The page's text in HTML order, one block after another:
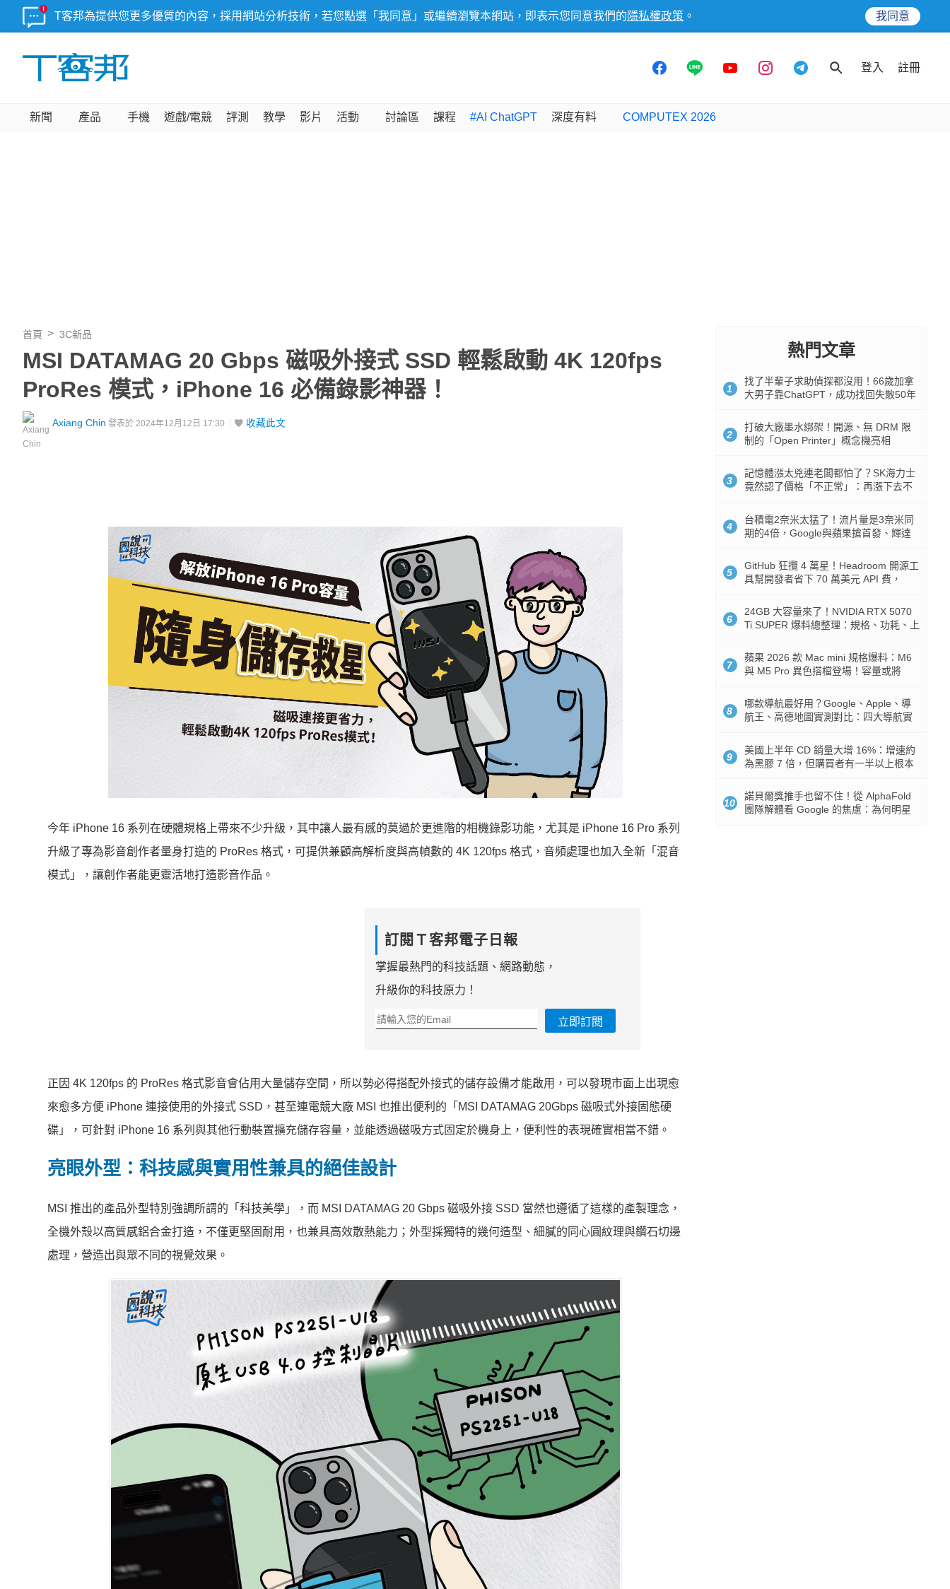
T客邦為提供您更多優質的內容，採用網站分析技術，若您點選「我同意」或繼續瀏覽本網站，即表示您同意我們的 隱私權政策 。 我同意
登入 註冊
新聞 產品 手機 遊戲/電競 評測 教學 影片 活動 討論區 課程 #AI ChatGPT 深度有料 COMPUTEX 2026
首頁 3C新品
MSI DATAMAG 20 Gbps 磁吸外接式 SSD 輕鬆啟動 4K 120fps
ProRes 模式，iPhone 16 必備錄影神器！
Axiang Chin 發表於 2024年12月12日 17:30 收藏此文
今年 iPhone 16 系列在硬體規格上帶來不少升級，其中讓人最有感的莫過於更進階的相機錄影功能，尤其是 iPhone 16 Pro 系列
升級了專為影音創作者量身打造的 ProRes 格式，可提供兼顧高解析度與高幀數的 4K 120fps 格式，音頻處理也加入全新「混音
模式」，讓創作者能更靈活地打造影音作品。
訂閱Ｔ客邦電子日報
掌握最熱門的科技話題、網路動態，
升級你的科技原力！
立即訂閱
正因 4K 120fps 的 ProRes 格式影音會佔用大量儲存空間，所以勢必得搭配外接式的儲存設備才能啟用，可以發現市面上出現愈
來愈多方便 iPhone 連接使用的外接式 SSD，甚至連電競大廠 MSI 也推出便利的「MSI DATAMAG 20Gbps 磁吸式外接固態硬
碟」，可針對 iPhone 16 系列與其他行動裝置擴充儲存容量，並能透過磁吸方式固定於機身上，便利性的表現確實相當不錯。
亮眼外型：科技感與實用性兼具的絕佳設計
MSI 推出的產品外型特別強調所謂的「科技美學」，而 MSI DATAMAG 20 Gbps 磁吸外接 SSD 當然也遵循了這樣的產製理念，
全機外殼以高質感鋁合金打造，不僅更堅固耐用，也兼具高效散熱能力；外型採獨特的幾何造型、細膩的同心圓紋理與鑽石切邊
處理，營造出與眾不同的視覺效果。
熱門文章
1
找了半輩子求助偵探都沒用！66歲加拿
大男子靠ChatGPT，成功找回失散50年
2
打破大廠墨水綁架！開源、無 DRM 限
制的「Open Printer」概念機亮相
3
記憶體漲太兇連老闆都怕了？SK海力士
竟然認了價格「不正常」：再漲下去不
4
台積電2奈米太猛了！流片量是3奈米同
期的4倍，Google與蘋果搶首發、輝達
5
GitHub 狂攬 4 萬星！Headroom 開源工
具幫開發者省下 70 萬美元 API 費，
6
24GB 大容量來了！NVIDIA RTX 5070
Ti SUPER 爆料總整理：規格、功耗、上
7
蘋果 2026 款 Mac mini 規格爆料：M6
與 M5 Pro 異色搭檔登場！容量或將
8
哪款導航最好用？Google、Apple、導
航王、高德地圖實測對比：四大導航實
9
美國上半年 CD 銷量大增 16%：增速約
為黑膠 7 倍，但購買者有一半以上根本
10
諾貝爾獎推手也留不住！從 AlphaFold
團隊解體看 Google 的焦慮：為何明星